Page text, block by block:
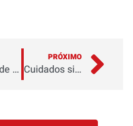
Viagem de Moto: 4 dicas para os motociclistas de primeira viagem
PRÓXIMO
Cuidados simples podem evitar acidentes com motos